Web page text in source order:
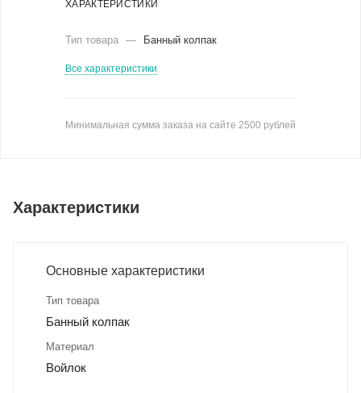
ХАРАКТЕРИСТИКИ
Тип товара — Банный колпак
Все характеристики
Минимальная сумма заказа на сайте 2500 рублей
Характеристики
Основные характеристики
Тип товара
Банный колпак
Материал
Войлок